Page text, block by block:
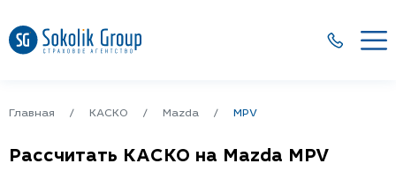
Главная КАСКО Mazda MPV
Рассчитать КАСКО на Mazda MPV